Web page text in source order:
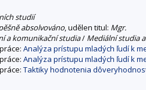
studií
absolvováno, udělen titul: Mgr.
a komunikační studia/ Mediální studia
Analýza prístupu mladých ľudí k
Analýza prístupu mladých ľudí k
Taktiky hodnotenia